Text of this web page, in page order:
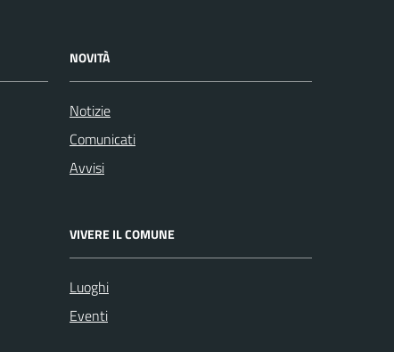
NOVITÀ
Notizie
Comunicati
Avvisi
VIVERE IL COMUNE
Luoghi
Eventi